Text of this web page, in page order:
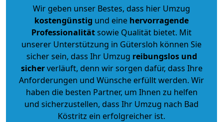
Wir geben unser Bestes, dass hier Umzug
kostengünstig und eine hervorragende
Professionalitätsowie Qualität bietet. Mit
unserer Unterstützung in Gütersloh können Sie
sicher sein, dass Ihr Umzug reibungslos und
sicherverläuft, denn wir sorgen dafür, dass Ihre
Anforderungen und Wünsche erfüllt werden. Wir
haben die besten Partner, um Ihnen zu helfen
und sicherzustellen, dass Ihr Umzug nach Bad
Köstritz ein erfolgreicher ist.